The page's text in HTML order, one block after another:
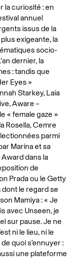
la curiosité : en
annuel
issus de la
exigeante, la
socio-
dernier, la
: tandis que
Eyes »
Starkey, Laia
Aware –
« female gaze »
Rosella, Cemre
parmi
Marina et sa
dans la
de
Prada ou le Getty
le regard se
Mamiya : « Je
avec Unseen, je
sur pause. Je ne
ni le lieu, ni le
quoi s’ennuyer :
une plateforme